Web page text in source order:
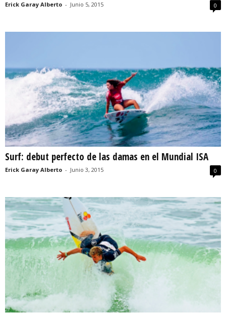
Erick Garay Alberto - Junio 5, 2015 0
Surf: debut perfecto de las damas en el Mundial ISA
Erick Garay Alberto - Junio 3, 2015 0